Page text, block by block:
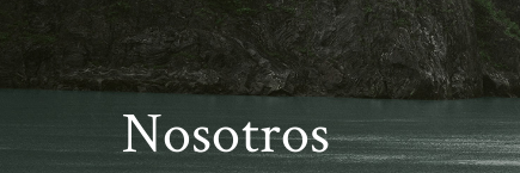
Nosotros